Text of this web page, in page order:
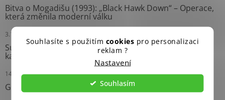
Souhlasíte s použitím cookies pro personalizaci
reklam ?
Nastavení
Souhlasím
Bitva o Mogadišu (1993): „Black Hawk Down“ – Operace,
která změnila moderní válku
3.10.2024
Survival náramky: Neprávem opomíjení pomocníci
každého dobrodruha
14.9.2024
Grease Gun: Ikonický Samopal Druhé světové války